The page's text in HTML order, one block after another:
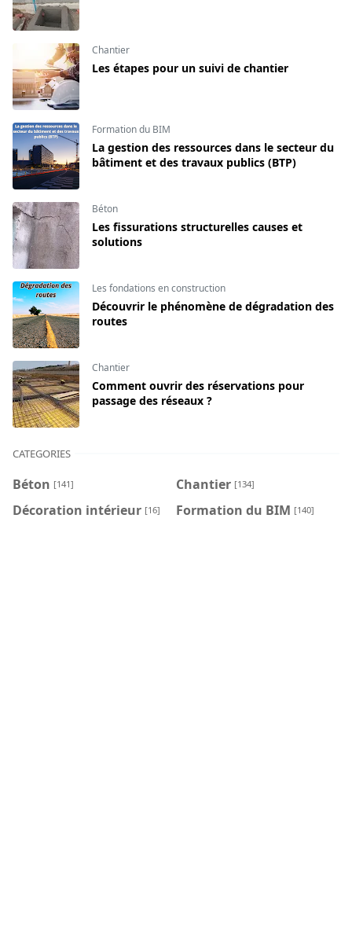
Chantier
Les étapes pour un suivi de chantier
Formation du BIM
La gestion des ressources dans le secteur du
bâtiment et des travaux publics (BTP)
Béton
Les fissurations structurelles causes et
solutions
Les fondations en construction
Découvrir le phénomène de dégradation des
routes
Chantier
Comment ouvrir des réservations pour
passage des réseaux ?
CATEGORIES
Béton [141] Chantier [134]
Décoration intérieur [16] Formation du BIM [140]